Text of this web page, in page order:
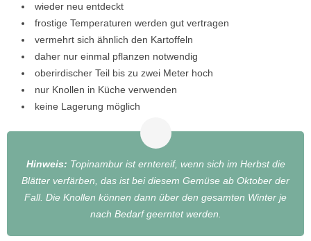
wieder neu entdeckt
frostige Temperaturen werden gut vertragen
vermehrt sich ähnlich den Kartoffeln
daher nur einmal pflanzen notwendig
oberirdischer Teil bis zu zwei Meter hoch
nur Knollen in Küche verwenden
keine Lagerung möglich
Hinweis: Topinambur ist erntereif, wenn sich im Herbst die
Blätter verfärben, das ist bei diesem Gemüse ab Oktober der
Fall. Die Knollen können dann über den gesamten Winter je
nach Bedarf geerntet werden.